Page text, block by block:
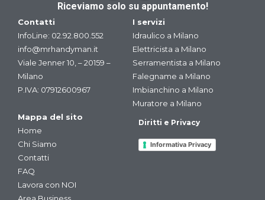
Riceviamo solo su appuntamento!
Contatti
InfoLine: 02.92.800.552
info@mrhandyman.it
Viale Jenner 10, – 20159 –
Milano
P.IVA: 07912600967
I servizi
Idraulico a Milano
Elettricista a Milano
Serramentista a Milano
Falegname a Milano
Imbianchino a Milano
Muratore a Milano
Mappa del sito
Home
Chi Siamo
Contatti
FAQ
Lavora con NOI
Area Business
Diritti e Privacy
Informativa Privacy